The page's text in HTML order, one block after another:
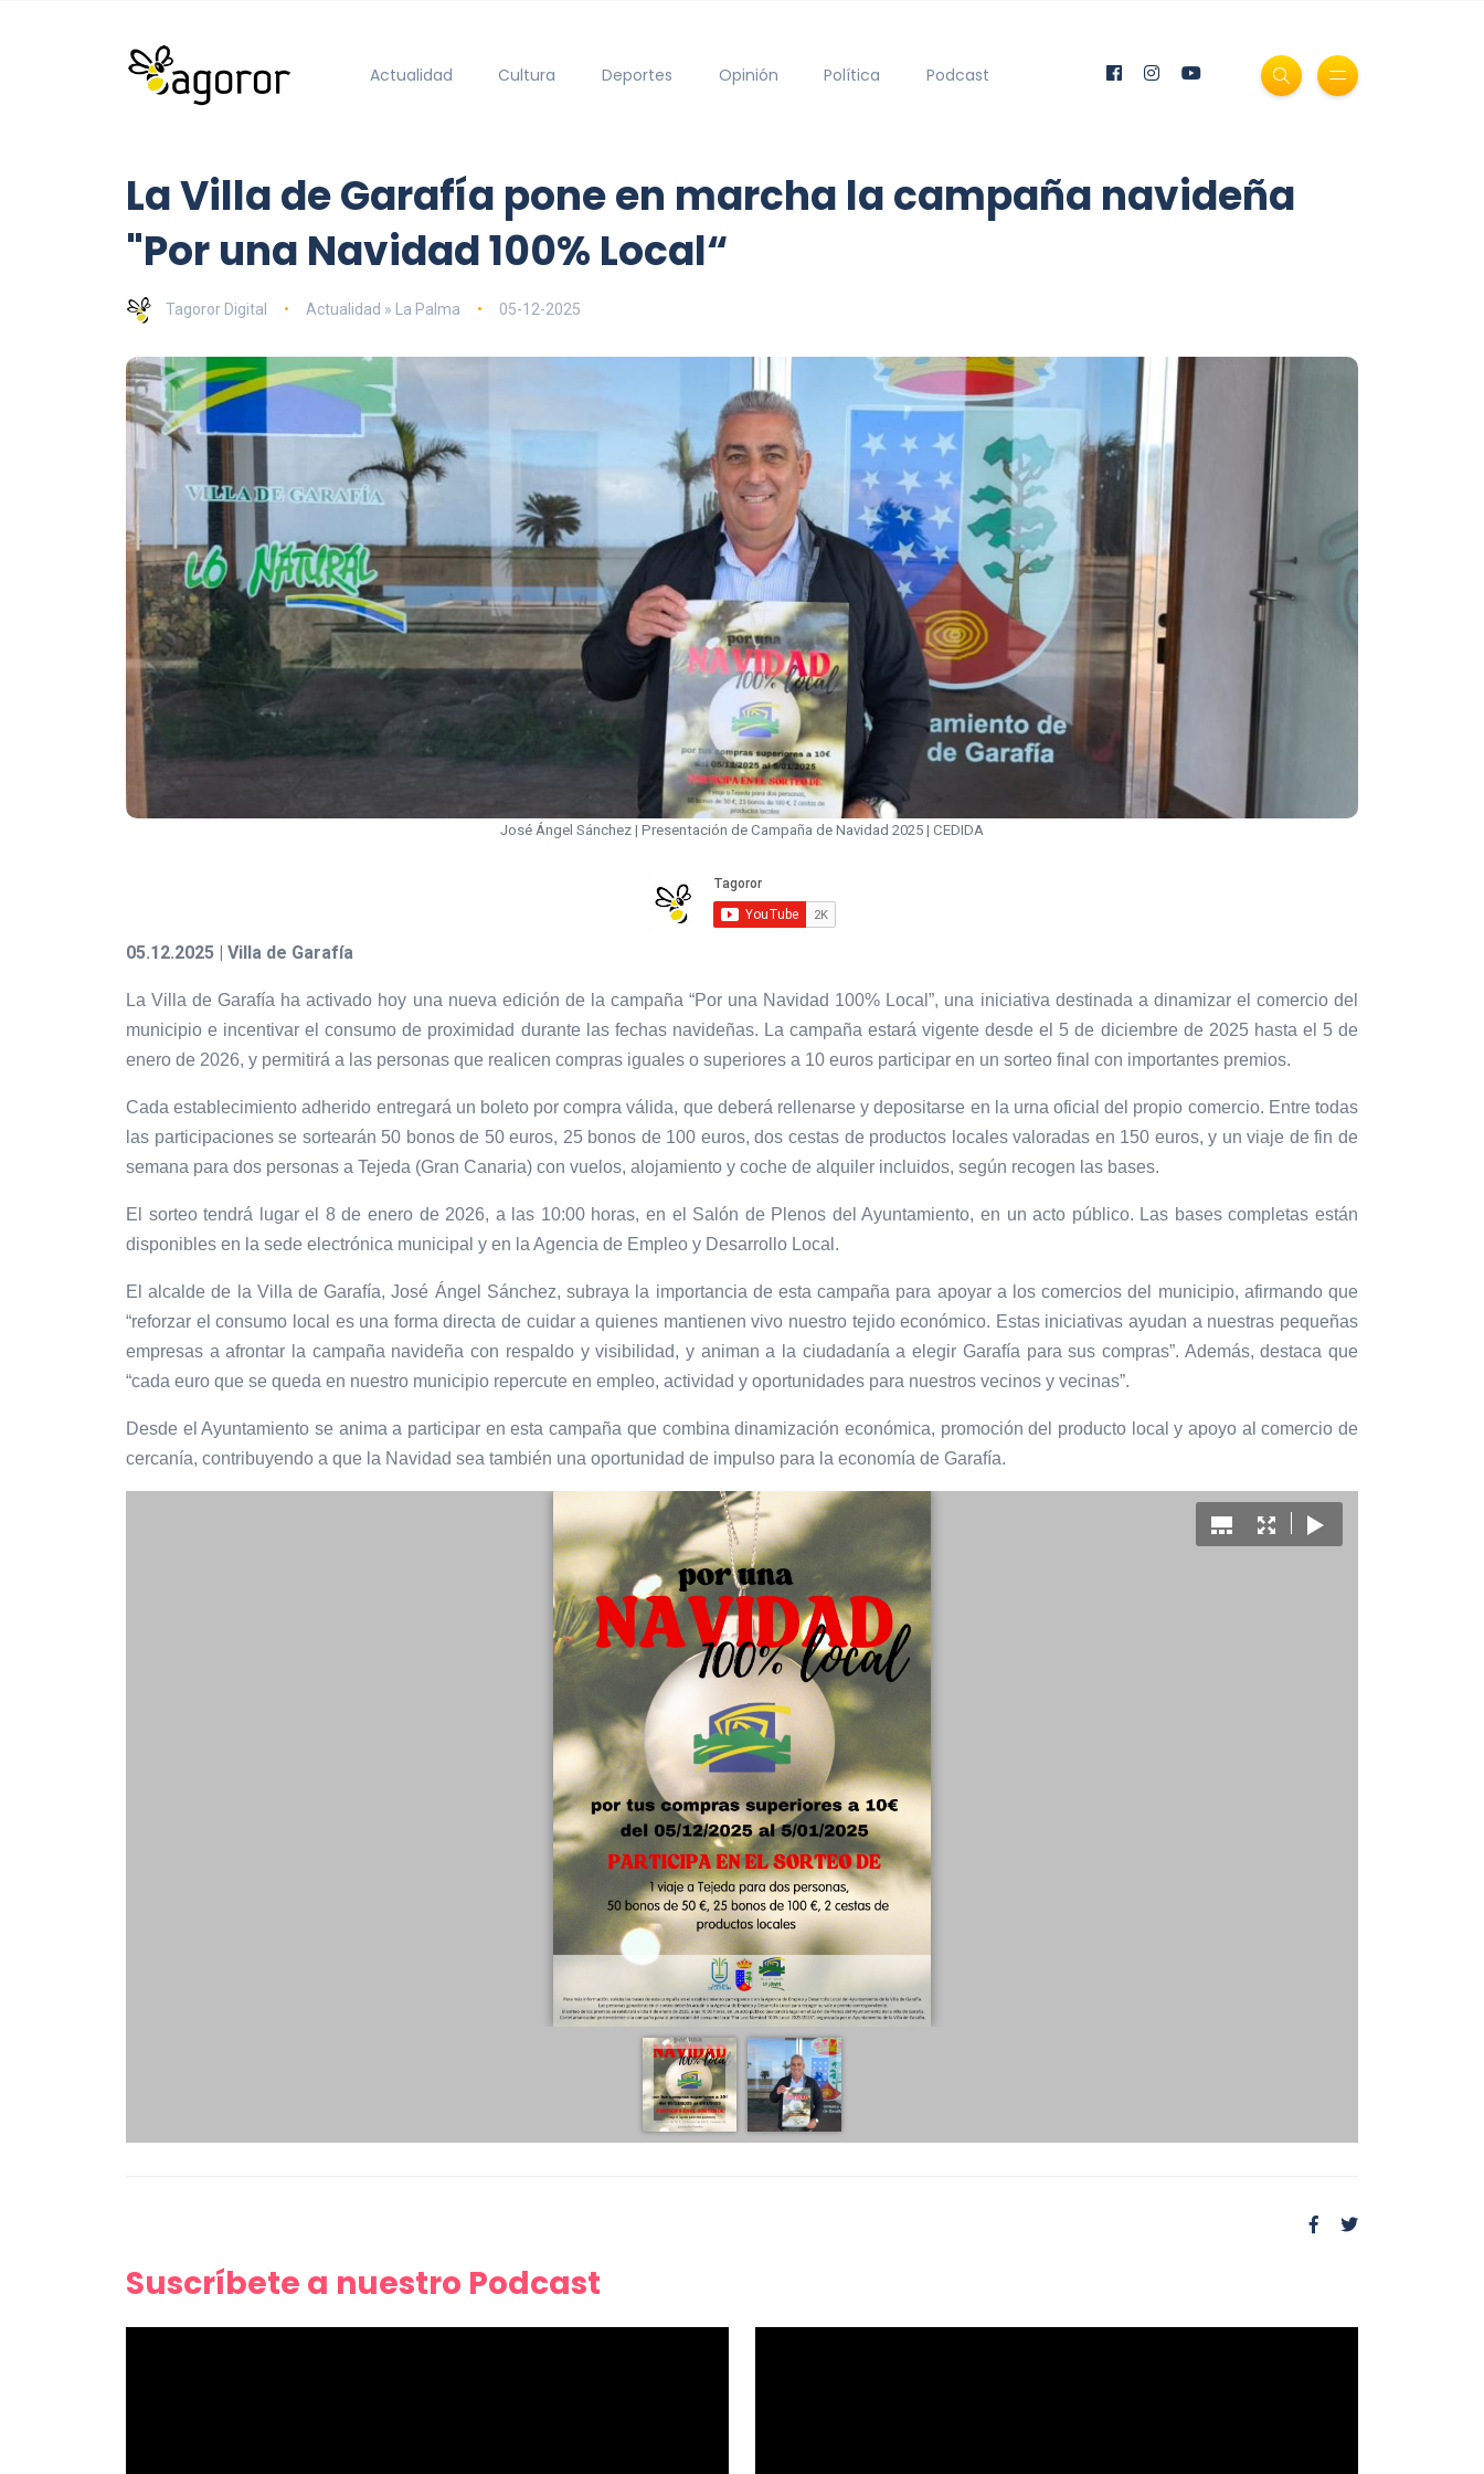
Actualidad Cultura Deportes Opinión Política Podcast
La Villa de Garafía pone en marcha la campaña navideña
"Por una Navidad 100% Local“
Tagoror Digital Actualidad » La Palma 05-12-2025
José Ángel Sánchez | Presentación de Campaña de Navidad 2025 | CEDIDA
05.12.2025 | Villa de Garafía
La Villa de Garafía ha activado hoy una nueva edición de la campaña “Por una Navidad 100% Local”, una iniciativa destinada a dinamizar el comercio del
municipio e incentivar el consumo de proximidad durante las fechas navideñas. La campaña estará vigente desde el 5 de diciembre de 2025 hasta el 5 de
enero de 2026, y permitirá a las personas que realicen compras iguales o superiores a 10 euros participar en un sorteo final con importantes premios.
Cada establecimiento adherido entregará un boleto por compra válida, que deberá rellenarse y depositarse en la urna oficial del propio comercio. Entre todas
las participaciones se sortearán 50 bonos de 50 euros, 25 bonos de 100 euros, dos cestas de productos locales valoradas en 150 euros, y un viaje de fin de
semana para dos personas a Tejeda (Gran Canaria) con vuelos, alojamiento y coche de alquiler incluidos, según recogen las bases.
El sorteo tendrá lugar el 8 de enero de 2026, a las 10:00 horas, en el Salón de Plenos del Ayuntamiento, en un acto público. Las bases completas están
disponibles en la sede electrónica municipal y en la Agencia de Empleo y Desarrollo Local.
El alcalde de la Villa de Garafía, José Ángel Sánchez, subraya la importancia de esta campaña para apoyar a los comercios del municipio, afirmando que
“reforzar el consumo local es una forma directa de cuidar a quienes mantienen vivo nuestro tejido económico. Estas iniciativas ayudan a nuestras pequeñas
empresas a afrontar la campaña navideña con respaldo y visibilidad, y animan a la ciudadanía a elegir Garafía para sus compras”. Además, destaca que
“cada euro que se queda en nuestro municipio repercute en empleo, actividad y oportunidades para nuestros vecinos y vecinas”.
Desde el Ayuntamiento se anima a participar en esta campaña que combina dinamización económica, promoción del producto local y apoyo al comercio de
cercanía, contribuyendo a que la Navidad sea también una oportunidad de impulso para la economía de Garafía.
Suscríbete a nuestro Podcast